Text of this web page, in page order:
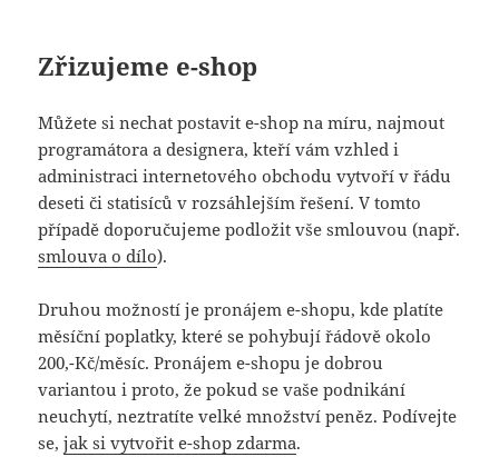
Zřizujeme e-shop
Můžete si nechat postavit e-shop na míru, najmout
programátora a designera, kteří vám vzhled i
administraci internetového obchodu vytvoří v řádu
deseti či statisíců v rozsáhlejším řešení. V tomto
případě doporučujeme podložit vše smlouvou (např.
smlouva o dílo).
Druhou možností je pronájem e-shopu, kde platíte
měsíční poplatky, které se pohybují řádově okolo
200,-Kč/měsíc. Pronájem e-shopu je dobrou
variantou i proto, že pokud se vaše podnikání
neuchytí, neztratíte velké množství peněz. Podívejte
se,jak si vytvořit e-shop zdarma.